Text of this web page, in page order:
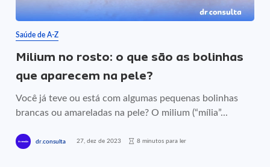
Saúde de A-Z
Milium no rosto: o que são as bolinhas
que aparecem na pele?
Você já teve ou está com algumas pequenas bolinhas
brancas ou amareladas na pele? O milium (“mília”...
dr.consulta 27, dez de 2023 8 minutos para ler